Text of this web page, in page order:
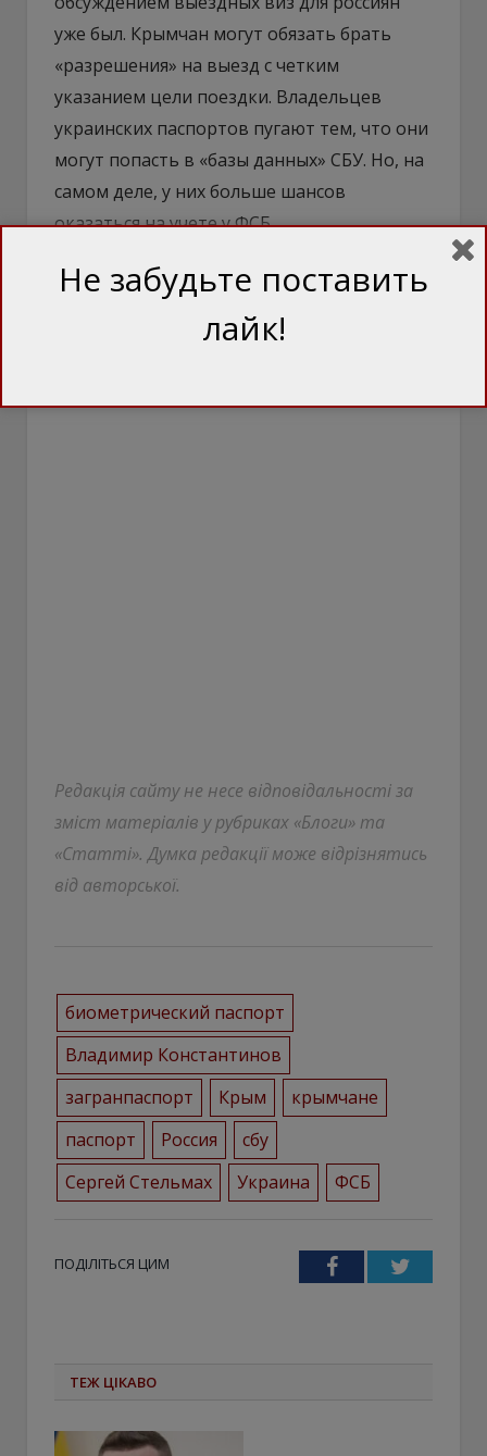
уже был. Крымчан могут обязать брать
«разрешения» на выезд с четким
указанием цели поездки. Владельцев
украинских паспортов пугают тем, что они
могут попасть в «базы данных» СБУ. Но, на
самом деле, у них больше шансов
оказаться на учете у ФСБ.
Редакція сайту не несе відповідальності за
зміст матеріалів у рубриках «Блоги» та
«Статті». Думка редакції може відрізнятись
від авторської.
биометрический паспорт
Владимир Константинов
загранпаспорт
Крым
крымчане
паспорт
Россия
сбу
Сергей Стельмах
Украина ФСБ
ПОДІЛІТЬСЯ ЦИМ FacebookTwitter
ТЕЖ ЦІКАВО
Не забудьте поставить
лайк!